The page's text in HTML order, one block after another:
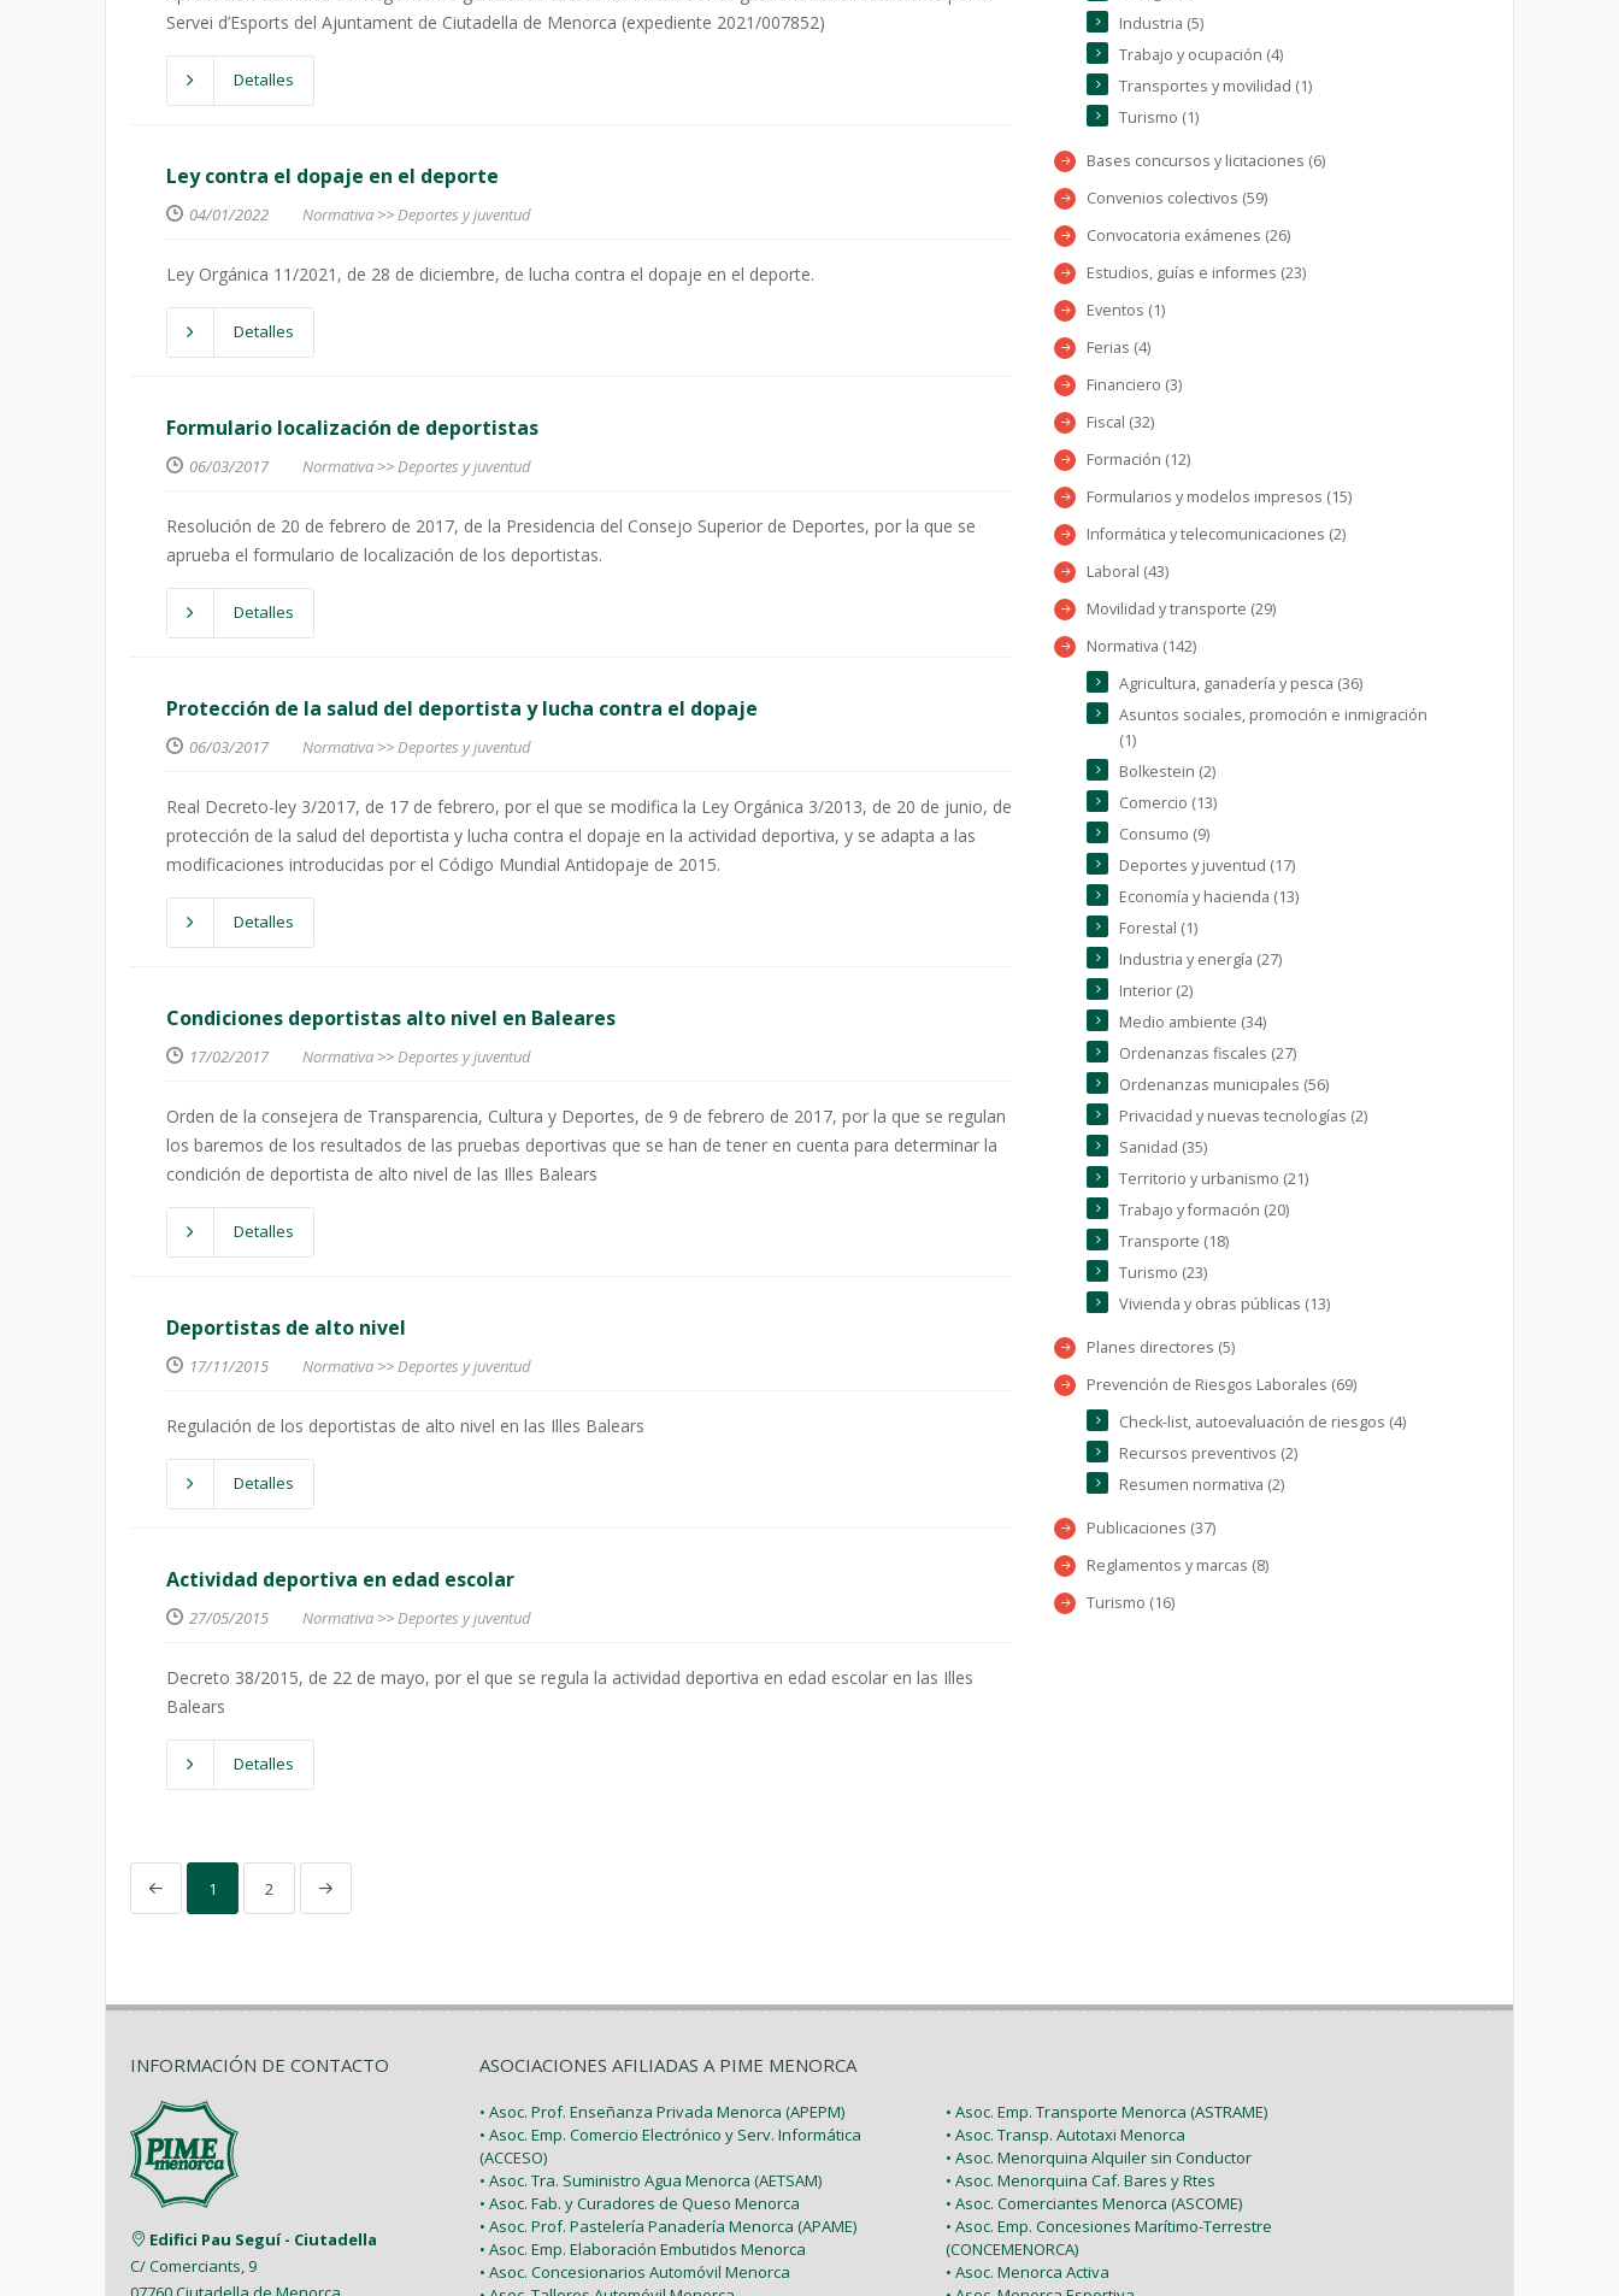
Servei d’Esports del Ajuntament de Ciutadella de Menorca (expediente 2021/007852)
Detalles
Ley contra el dopaje en el deporte
04/01/2022 Normativa >>Deportes y juventud
Ley Orgánica 11/2021, de 28 de diciembre, de lucha contra el dopaje en el deporte.
Detalles
Formulario localización de deportistas
06/03/2017 Normativa >>Deportes y juventud
Resolución de 20 de febrero de 2017, de la Presidencia del Consejo Superior de Deportes, por la que se
aprueba el formulario de localización de los deportistas.
Detalles
Protección de la salud del deportista y lucha contra el dopaje
06/03/2017 Normativa >>Deportes y juventud
Real Decreto-ley 3/2017, de 17 de febrero, por el que se modifica la Ley Orgánica 3/2013, de 20 de junio, de
protección de la salud del deportista y lucha contra el dopaje en la actividad deportiva, y se adapta a las
modificaciones introducidas por el Código Mundial Antidopaje de 2015.
Detalles
Condiciones deportistas alto nivel en Baleares
17/02/2017 Normativa >>Deportes y juventud
Orden de la consejera de Transparencia, Cultura y Deportes, de 9 de febrero de 2017, por la que se regulan
los baremos de los resultados de las pruebas deportivas que se han de tener en cuenta para determinar la
condición de deportista de alto nivel de las Illes Balears
Detalles
Deportistas de alto nivel
17/11/2015 Normativa >>Deportes y juventud
Regulación de los deportistas de alto nivel en las Illes Balears
Detalles
Actividad deportiva en edad escolar
27/05/2015 Normativa >>Deportes y juventud
Decreto 38/2015, de 22 de mayo, por el que se regula la actividad deportiva en edad escolar en las Illes
Balears
Detalles
1 2
Industria (5)
Trabajo y ocupación (4)
Transportes y movilidad (1)
Turismo (1)
Bases concursos y licitaciones (6)
Convenios colectivos (59)
Convocatoria exámenes (26)
Estudios, guías e informes (23)
Eventos (1)
Ferias (4)
Financiero (3)
Fiscal (32)
Formación (12)
Formularios y modelos impresos (15)
Informática y telecomunicaciones (2)
Laboral (43)
Movilidad y transporte (29)
Normativa (142)
Agricultura, ganadería y pesca (36)
Asuntos sociales, promoción e inmigración
(1)
Bolkestein (2)
Comercio (13)
Consumo (9)
Deportes y juventud (17)
Economía y hacienda (13)
Forestal (1)
Industria y energía (27)
Interior (2)
Medio ambiente (34)
Ordenanzas fiscales (27)
Ordenanzas municipales (56)
Privacidad y nuevas tecnologías (2)
Sanidad (35)
Territorio y urbanismo (21)
Trabajo y formación (20)
Transporte (18)
Turismo (23)
Vivienda y obras públicas (13)
Planes directores (5)
Prevención de Riesgos Laborales (69)
Check-list, autoevaluación de riesgos (4)
Recursos preventivos (2)
Resumen normativa (2)
Publicaciones (37)
Reglamentos y marcas (8)
Turismo (16)
INFORMACIÓN DE CONTACTO
Edifici Pau Seguí - Ciutadella
C/ Comerciants, 9
ASOCIACIONES AFILIADAS A PIME MENORCA
• Asoc. Prof. Enseñanza Privada Menorca (APEPM)
• Asoc. Emp. Comercio Electrónico y Serv. Informática
(ACCESO)
• Asoc. Tra. Suministro Agua Menorca (AETSAM)
• Asoc. Fab. y Curadores de Queso Menorca
• Asoc. Prof. Pastelería Panadería Menorca (APAME)
• Asoc. Emp. Elaboración Embutidos Menorca
• Asoc. Concesionarios Automóvil Menorca
• Asoc. Emp. Transporte Menorca (ASTRAME)
• Asoc. Transp. Autotaxi Menorca
• Asoc. Menorquina Alquiler sin Conductor
• Asoc. Menorquina Caf. Bares y Rtes
• Asoc. Comerciantes Menorca (ASCOME)
• Asoc. Emp. Concesiones Marítimo-Terrestre
(CONCEMENORCA)
• Asoc. Menorca Activa